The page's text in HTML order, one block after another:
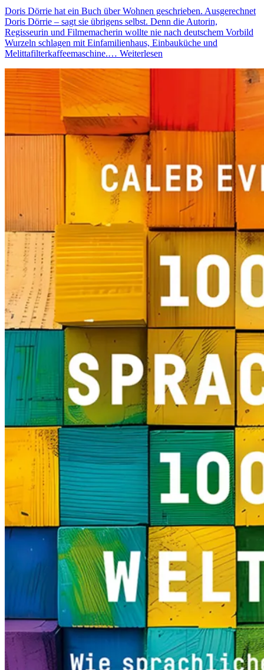
Doris Dörrie hat ein Buch über Wohnen geschrieben. Ausgerechnet
Doris Dörrie – sagt sie übrigens selbst. Denn die Autorin,
Regisseurin und Filmemacherin wollte nie nach deutschem Vorbild
Wurzeln schlagen mit Einfamilienhaus, Einbauküche und
Melittafilterkaffeemaschine.… Weiterlesen